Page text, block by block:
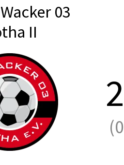
03
II
2
(0